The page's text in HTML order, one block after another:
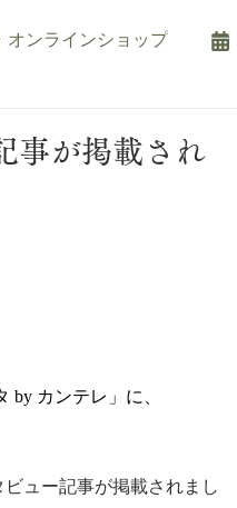
オンラインショップ
事が掲載され
カンテレ」に、
ュー記事が掲載されまし